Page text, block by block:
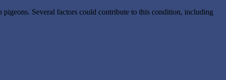
Several factors could contribute to this condition, including